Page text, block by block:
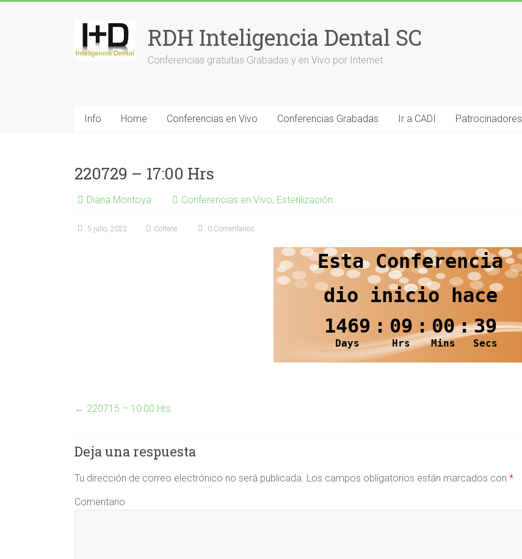
RDH Inteligencia Dental SC
Conferencias gratuitas Grabadas y en Vivo por Internet
Info Home Conferencias en Vivo Conferencias Grabadas Ir a CADI Patrocinadores
220729 – 17:00 Hrs
Diana Montoya Conferencias en Vivo, Esterilización
5 julio, 2022 Coltene 0 Comentarios
← 220715 – 10:00 Hrs
Deja una respuesta
Tu dirección de correo electrónico no será publicada. Los campos obligatorios están marcados con *
Comentario